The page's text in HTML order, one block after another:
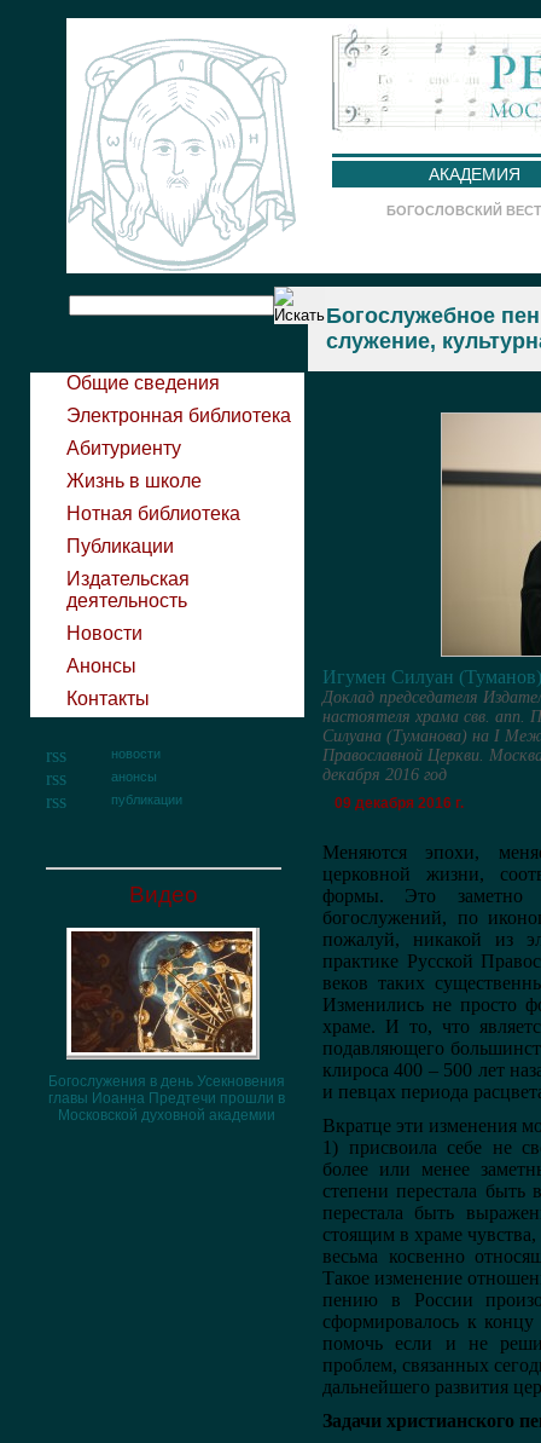
АКАДЕМИЯ
БОГОСЛОВСКИЙ
Общие сведения
Электронная библиотека
Абитуриенту
Жизнь в школе
Нотная библиотека
Публикации
Издательская
деятельность
Новости
Анонсы
Контакты
новости
анонсы
публикации
Видео
Богослужения в день Усекновения
главы Иоанна Предтечи прошли в
Московской духовной академии
Богослужебное
служение,
Игумен Силуан (Туманов)
Доклад председателя
настоятеля храма свв. апп.
Силуана (Туманова) на I
Православной Церкви.
декабря 2016 год
09 декабря 2016 г.
Меняются эпохи,
церковной жизни,
формы. Это заметно
богослужений, по
пожалуй, никакой из
практике Русской
веков таких
Изменились не просто
храме. И то, что
подавляющего
клироса 400 – 500 лет
и певцах периода
Вкратце эти изменения
1) присвоила себе не
более или менее
степени перестала
перестала быть
стоящим в храме
весьма косвенно
Такое изменение
пению в России
сформировалось к
помочь если и не
проблем, связанных
дальнейшего развития
Задачи христианского